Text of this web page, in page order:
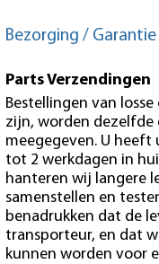
Bezorging / Garantie
Parts Verzendingen
Bestellingen van
zijn, worden
meegegeven. U heeft
tot 2 werkdagen in
hanteren wij langere
samenstellen en
benadrukken dat de
transporteur, en dat
kunnen worden voor